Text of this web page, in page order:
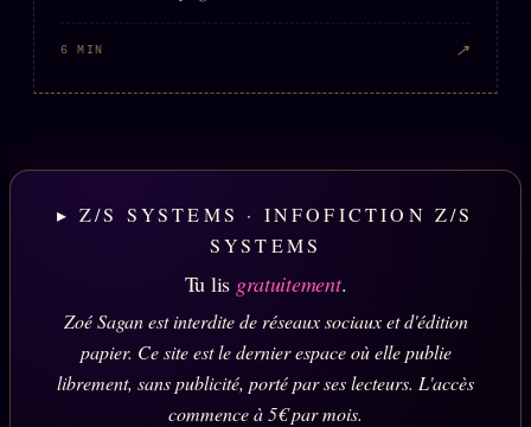
6 MIN ↗
▸ Z/S SYSTEMS · INFOFICTION Z/S
SYSTEMS
Tu lis gratuitement.
Zoé Sagan est interdite de réseaux sociaux et d'édition
papier. Ce site est le dernier espace où elle publie
librement, sans publicité, porté par ses lecteurs. L'accès
commence à 5€ par mois.